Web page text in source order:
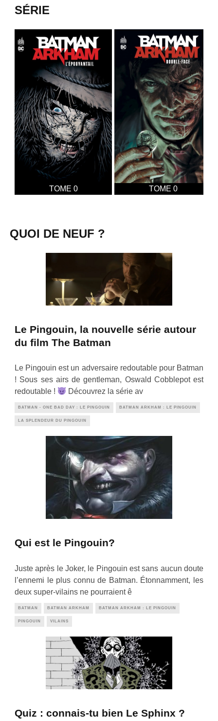
SÉRIE
TOME 0 TOME 0
QUOI DE NEUF ?
Le Pingouin, la nouvelle série autour
du film The Batman
Le Pingouin est un adversaire redoutable pour Batman
! Sous ses airs de gentleman, Oswald Cobblepot est
redoutable !
Découvrez la série av
BATMAN - ONE BAD DAY : LE PINGOUIN BATMAN ARKHAM : LE PINGOUIN
LA SPLENDEUR DU PINGOUIN
Qui est le Pingouin?
Juste après le Joker, le Pingouin est sans aucun doute
l’ennemi le plus connu de Batman. Étonnamment, les
deux super-vilains ne pourraient ê
BATMAN BATMAN ARKHAM BATMAN ARKHAM : LE PINGOUIN
PINGOUIN VILAINS
Quiz : connais-tu bien Le Sphinx ?